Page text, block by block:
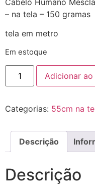
– na tela – 150 gramas
tela em metro
Em estoque
Adicionar
Categorias: 55cm na
Descrição
Descrição